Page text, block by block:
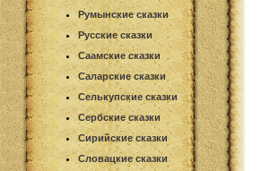
Румынские сказки
Русские сказки
Саамские сказки
Саларские сказки
Селькупские сказки
Сербские сказки
Сирийские сказки
Словацкие сказки